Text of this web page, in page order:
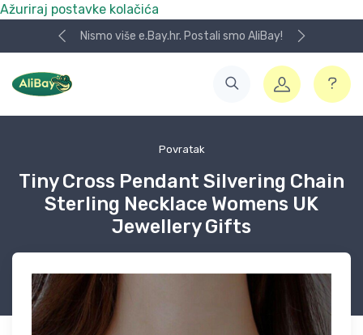
Ažuriraj postavke kolačića
Nismo više e.Bay.hr. Postali smo AliBay!
Povratak
Tiny Cross Pendant Silvering Chain
Sterling Necklace Womens UK
Jewellery Gifts